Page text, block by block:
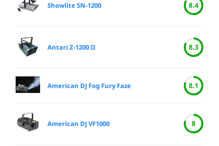
Showlite SN-1200 8.4
Antari Z-1200 II 8.3
American DJ Fog Fury Faze 8.1
American DJ VF1000 8